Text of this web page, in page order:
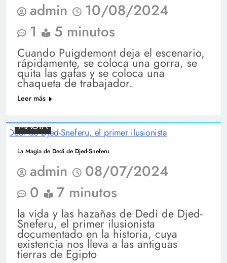
admin
10/08/2024
1
5 minutos
Cuando Puigdemont deja el escenario,
rápidamente, se coloca una gorra, se
quita las gafas y se coloca una
chaqueta de trabajador.
Leer más
MAGIA
La Magia de Dedi de Djed-Sneferu
admin
08/07/2024
0
7 minutos
la vida y las hazañas de Dedi de Djed-
Sneferu, el primer ilusionista
documentado en la historia, cuya
existencia nos lleva a las antiguas
tierras de Egipto